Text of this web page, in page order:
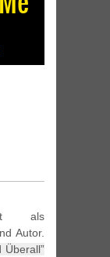
als
Autor.
Überall”